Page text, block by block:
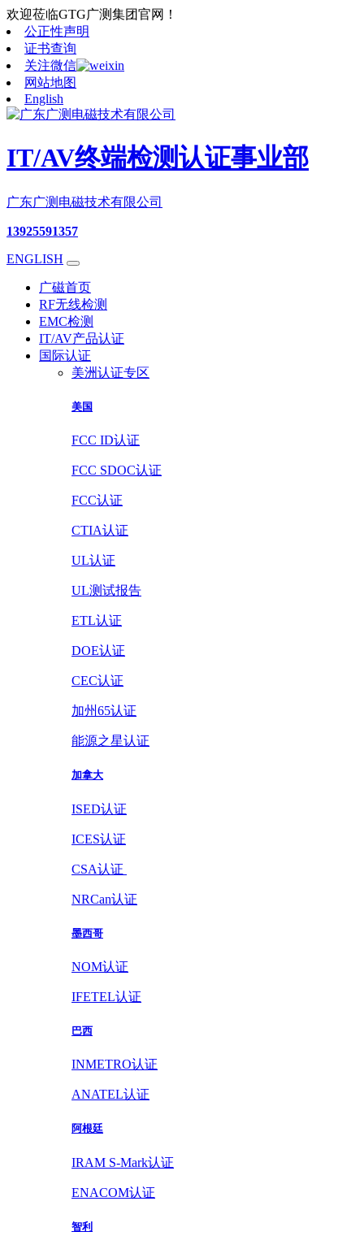
欢迎莅临GTG广测集团官网！
公正性声明
证书查询
关注微信
网站地图
English
IT/AV终端检测认证事业部
广东广测电磁技术有限公司
13925591357
ENGLISH
广磁首页
RF无线检测
EMC检测
IT/AV产品认证
国际认证
美洲认证专区
美国
FCC ID认证
FCC SDOC认证
FCC认证
CTIA认证
UL认证
UL测试报告
ETL认证
DOE认证
CEC认证
加州65认证
能源之星认证
加拿大
ISED认证
ICES认证
CSA认证
NRCan认证
墨西哥
NOM认证
IFETEL认证
巴西
INMETRO认证
ANATEL认证
阿根廷
IRAM S-Mark认证
ENACOM认证
智利